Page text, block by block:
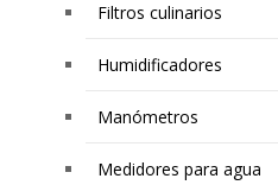
Filtros culinarios
Humidificadores
Manómetros
Medidores para agua